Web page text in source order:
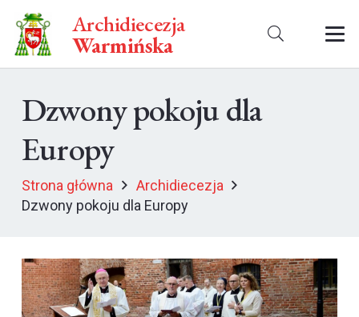
Archidiecezja
Warmińska
Dzwony pokoju dla
Europy
Strona główna
Archidiecezja
Dzwony pokoju dla Europy